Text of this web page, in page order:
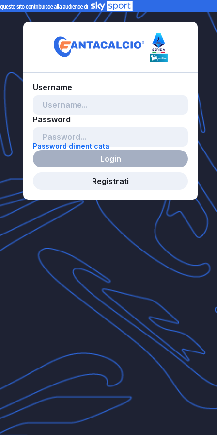
Password dimenticata
Login
Registrati